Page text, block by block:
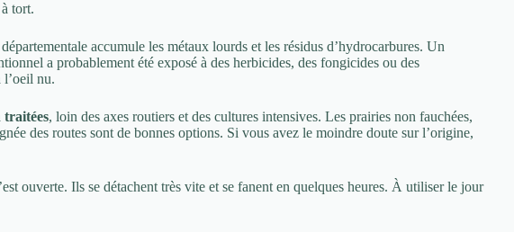
tort.
accumule les métaux lourds et les résidus d’hydrocarbures. Un
a probablement été exposé à des herbicides, des fongicides ou des
l’oeil nu.
traitées, loin des axes routiers et des cultures intensives. Les prairies non fauchées,
des routes sont de bonnes options. Si vous avez le moindre doute sur l’origine,
ouverte. Ils se détachent très vite et se fanent en quelques heures. À utiliser le jour